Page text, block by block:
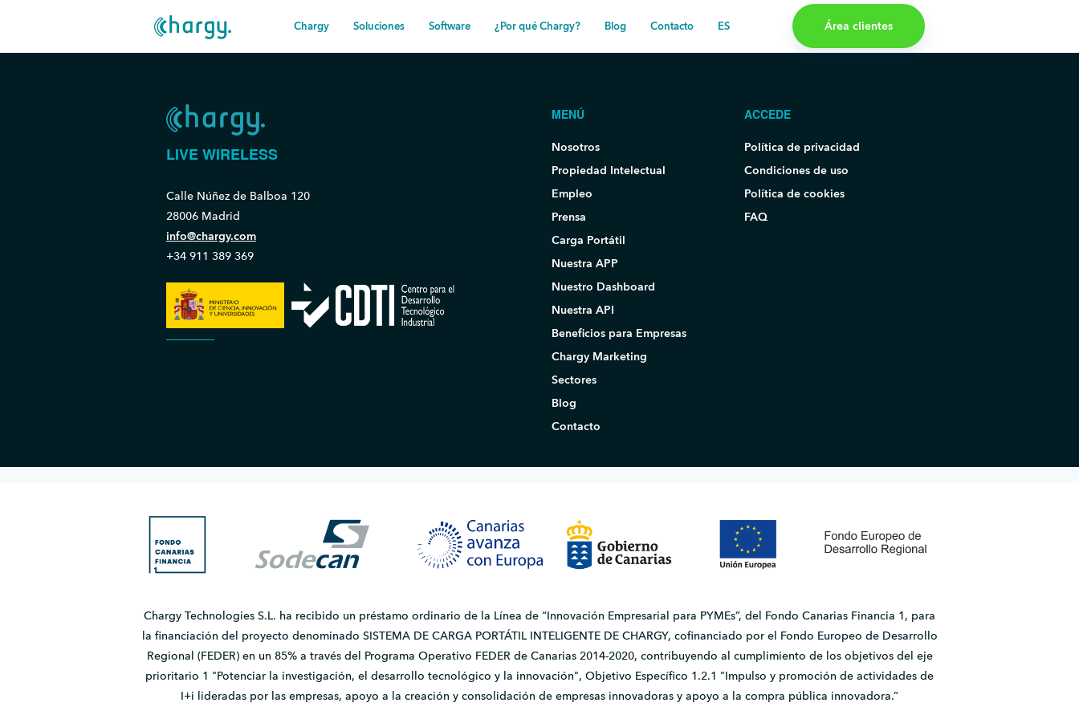
Chargy Soluciones Software ¿Por qué Chargy? Blog Contacto ES Área clientes
LIVE WIRELESS
Calle Núñez de Balboa 120
28006 Madrid
info@chargy.com
+34 911 389 369
MENÚ
Nosotros
Propiedad Intelectual
Empleo
Prensa
Carga Portátil
Nuestra APP
Nuestro Dashboard
Nuestra API
Beneficios para Empresas
Chargy Marketing
Sectores
Blog
Contacto
ACCEDE
Política de privacidad
Condiciones de uso
Política de cookies
FAQ
Chargy Technologies S.L. ha recibido un préstamo ordinario de la Línea de “Innovación Empresarial para PYMEs”, del Fondo Canarias Financia 1, para
la financiación del proyecto denominado SISTEMA DE CARGA PORTÁTIL INTELIGENTE DE CHARGY, cofinanciado por el Fondo Europeo de Desarrollo
Regional (FEDER) en un 85% a través del Programa Operativo FEDER de Canarias 2014-2020, contribuyendo al cumplimiento de los objetivos del eje
prioritario 1 "Potenciar la investigación, el desarrollo tecnológico y la innovación", Objetivo Específico 1.2.1 "Impulso y promoción de actividades de
I+i lideradas por las empresas, apoyo a la creación y consolidación de empresas innovadoras y apoyo a la compra pública innovadora.”